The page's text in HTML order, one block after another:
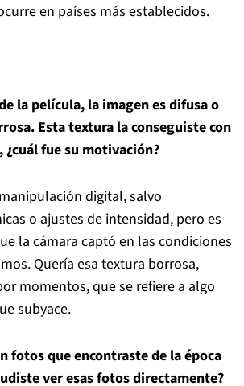
en países más establecidos.
la película, la imagen es difusa o
Esta textura la conseguiste con
fue su motivación?
digital, salvo
o ajustes de intensidad, pero es
la cámara captó en las condiciones
Quería esa textura borrosa,
momentos, que se refiere a algo
subyace.
fotos que encontraste de la época
ver esas fotos directamente?